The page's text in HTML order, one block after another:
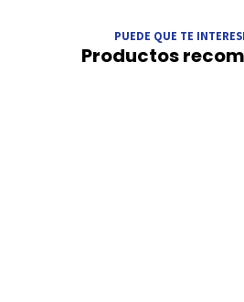
PUEDE QUE TE
Productos